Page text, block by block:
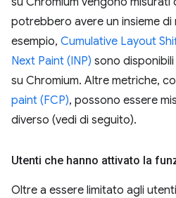
potrebbero avere un insieme
esempio, Cumulative Layout
Next Paint (INP) sono
su Chromium. Altre metriche,
paint (FCP), possono essere
diverso (vedi di seguito).
Utenti che hanno attivato la
Oltre a essere limitato agli